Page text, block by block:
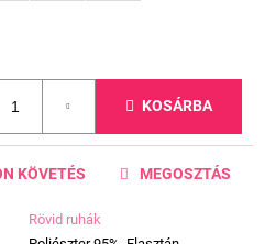
KOSÁRBA
Rövid ruhák
KÖVETÉS MEGOSZTÁS